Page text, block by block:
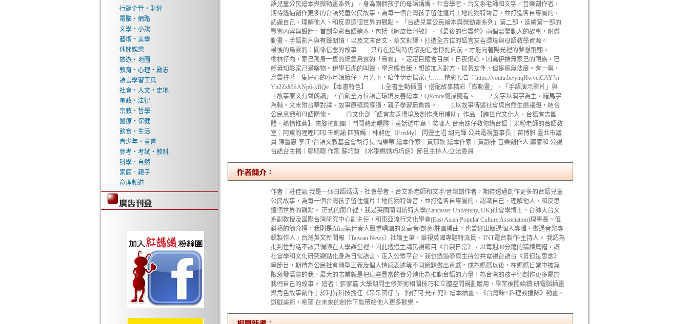
行銷企管‧財經
電腦‧網路
文學‧小說
藝術‧美學
休閒娛樂
旅遊‧地圖
教育‧心理‧勵志
語言學習工具
社會‧人文‧史地
軍政‧法律
宗教‧哲學
醫療‧保健
飲食‧生活
青少年‧童書
參考‧考試‧教科
科學．自然
家庭．親子
命理頻道
語兒童公民繪本與微動畫系列」，身為兩個孩子的母語媽媽、社會學者、台文系老師和文字／音樂創作者，
期待透過創作更多的台語兒童公民故事，為每一個台灣孩子留住這片土地的獨特聲音，並打造各自專屬的，
認識自己、理解他人、和反思這個世界的觀點。 「台語兒童公民繪本與微動畫系列」第二部，延續第一部的
豐富內容與設計，首創全彩台語繪本，包括《阿皮佮阿敏》、《最後的烏雲豹》兩個溫馨動人的故事，附微
動畫、手語影片與有聲朗讀，以及文末台文、華文對譯，打造全方位的語言友善環境與母語教學資源。
最後的烏雲豹：關係信念的故事 只有在逆風時仍懷抱信念掙扎向前，才能向著陽光裡的夢想飛翔。
樹林仔內，家己孤身一隻的細隻烏雲豹「烏雲」，定定目箍含目屎，日夜傷心。因為伊揣無家己的親族，已
經毋知影家己是啥物。伊學石虎的叫聲、學烏熊食飯，想欲加入對方、揣著友伴，但是攏無法度。有一暝，
烏雲拄著一隻好心的小月娘蛾仔，月光下，陪伴伊走揣家己…… 精彩預告：https://youtu.be/ynqHwvciCAY?si=
Yh2ZzMSANp6-kBQe 【本書特色】 1.全書生動插圖，搭配故事精彩「微動畫」、「手語演示影片」與
「故事原文有聲朗讀」，首創全方位語言環境友善繪本，QRcode隨掃隨看。 2.文字以漢字為主，羅馬字
為輔，文末附台華對譯、故事原稿與導讀，親子學習無負擔。 3.以故事傳遞社會與自然生態議題，結合
公民意識和母語關懷。 ◎文化部「語言友善環境及創作應用補助」作品 【跨世代文化人、台語有志團
體．熱情推薦】 夾腳拖劇團｜鬥鬧熱走唱隊｜童話透中島｜裝咖人 台南妹仔教你講台語｜米粉老師的台語教
室｜阿東的哩哩叩叩 王婉諭 四寶媽｜林昶佐（Freddy） 閃靈主唱 胡元輝 公共電視董事長｜苗博雅 臺北市議
員 陳豐惠 李江?台語文教基金會執行長 陶樂蒂 繪本作家｜黃郁欽 繪本作家｜黃靜雅 音樂創作人 鄭家和 公視
台語台主播｜鄭順聰 作家 蘇巧慧 《水獺媽媽巧巧話》節目主持人/立法委員
作者｜莊佳穎 我是一個母語媽媽、社會學者、台文系老師和文字/音樂創作者，期待透過創作更多的台語兒童
公民故事，為每一個台灣孩子留住這片土地的獨特聲音，並打造各自專屬的，認識自己、理解他人，和反思
這個世界的觀點。 正式的簡介裡，我是英國蘭開斯特大學(Lancaster University, UK)社會學博士、台師大台文
系副教授及國際台灣研究中心副主任，和東亞流行文化學會(East Asian Popular Culture Association)理事長。但
斜槓的簡介裡，我則是Afire無伴奏人聲重唱團的女高音/創意/駐團編曲，也曾經出版過個人專輯、做過音樂專
輯製作人、台灣英文新聞報（Taiwan News）社論主筆、華視英國專題特派員、TNT電台製作/主持人。 我認為
批判性對話不該只侷限在大學課堂裡，因此透過主講民視節目《台製日常》，以每週30分鐘的精煉篇幅，讓
社會學和文化研究觀點化身為日常語言、走入公眾平台。我也透過參與主持公共電視台語台《毋但是思念》
等節目，期待為公民社會轉型正義及個人情感表述等不同議題做出貢獻。成為媽媽以後，在媽媽日常中被無
限激發潛能的我，最大的志業就是把這些豐富的養分轉化為推動台語的力量，為台灣的孩子們創作更多屬於
我們自己的故事。 繪者｜張家嘉 大學期間主修美術相關技巧和立體空間規劃應用，畢業後開始鑽 研電腦插畫
與角色故事創作；於利昇科技擔任《呆呆囡仔古 - 狗仔阿 光in 兜》繪本插畫、《台灣味? 料理救援隊》動畫、
遊戲美術，希望 在未來的創作下能帶給他人更多歡樂。